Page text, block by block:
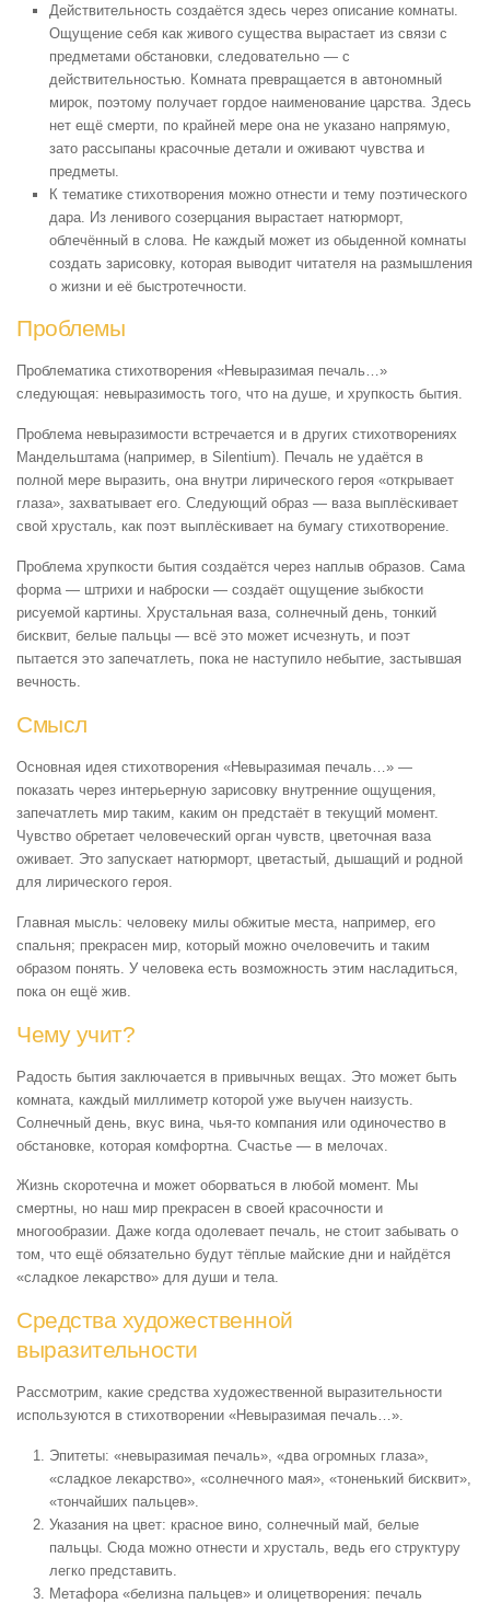
Действительность создаётся здесь через описание комнаты.
Ощущение себя как живого существа вырастает из связи с
предметами обстановки, следовательно — с
действительностью. Комната превращается в автономный
мирок, поэтому получает гордое наименование царства. Здесь
нет ещё смерти, по крайней мере она не указано напрямую,
зато рассыпаны красочные детали и оживают чувства и
предметы.
К тематике стихотворения можно отнести и тему поэтического
дара. Из ленивого созерцания вырастает натюрморт,
облечённый в слова. Не каждый может из обыденной комнаты
создать зарисовку, которая выводит читателя на размышления
о жизни и её быстротечности.
Проблемы
Проблематика стихотворения «Невыразимая печаль…»
следующая: невыразимость того, что на душе, и хрупкость бытия.
Проблема невыразимости встречается и в других стихотворениях
Мандельштама (например, в Silentium). Печаль не удаётся в
полной мере выразить, она внутри лирического героя «открывает
глаза», захватывает его. Следующий образ — ваза выплёскивает
свой хрусталь, как поэт выплёскивает на бумагу стихотворение.
Проблема хрупкости бытия создаётся через наплыв образов. Сама
форма — штрихи и наброски — создаёт ощущение зыбкости
рисуемой картины. Хрустальная ваза, солнечный день, тонкий
бисквит, белые пальцы — всё это может исчезнуть, и поэт
пытается это запечатлеть, пока не наступило небытие, застывшая
вечность.
Смысл
Основная идея стихотворения «Невыразимая печаль…» —
показать через интерьерную зарисовку внутренние ощущения,
запечатлеть мир таким, каким он предстаёт в текущий момент.
Чувство обретает человеческий орган чувств, цветочная ваза
оживает. Это запускает натюрморт, цветастый, дышащий и родной
для лирического героя.
Главная мысль: человеку милы обжитые места, например, его
спальня; прекрасен мир, который можно очеловечить и таким
образом понять. У человека есть возможность этим насладиться,
пока он ещё жив.
Чему учит?
Радость бытия заключается в привычных вещах. Это может быть
комната, каждый миллиметр которой уже выучен наизусть.
Солнечный день, вкус вина, чья-то компания или одиночество в
обстановке, которая комфортна. Счастье — в мелочах.
Жизнь скоротечна и может оборваться в любой момент. Мы
смертны, но наш мир прекрасен в своей красочности и
многообразии. Даже когда одолевает печаль, не стоит забывать о
том, что ещё обязательно будут тёплые майские дни и найдётся
«сладкое лекарство» для души и тела.
Средства художественной
выразительности
Рассмотрим, какие средства художественной выразительности
используются в стихотворении «Невыразимая печаль…».
Эпитеты: «невыразимая печаль», «два огромных глаза»,
«сладкое лекарство», «солнечного мая», «тоненький бисквит»,
«тончайших пальцев».
Указания на цвет: красное вино, солнечный май, белые
пальцы. Сюда можно отнести и хрусталь, ведь его структуру
легко представить.
Метафора «белизна пальцев» и олицетворения: печаль